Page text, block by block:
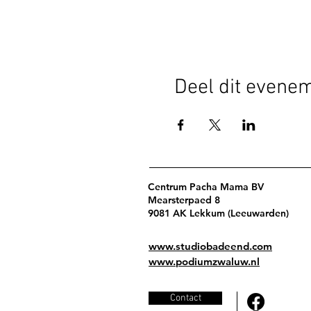
Deel dit
Centrum Pacha Mama BV
Mearsterpaed 8
9081 AK Lekkum (Leeuwarden)
www.studiobadeend.com
www.podiumzwaluw.nl
Contact